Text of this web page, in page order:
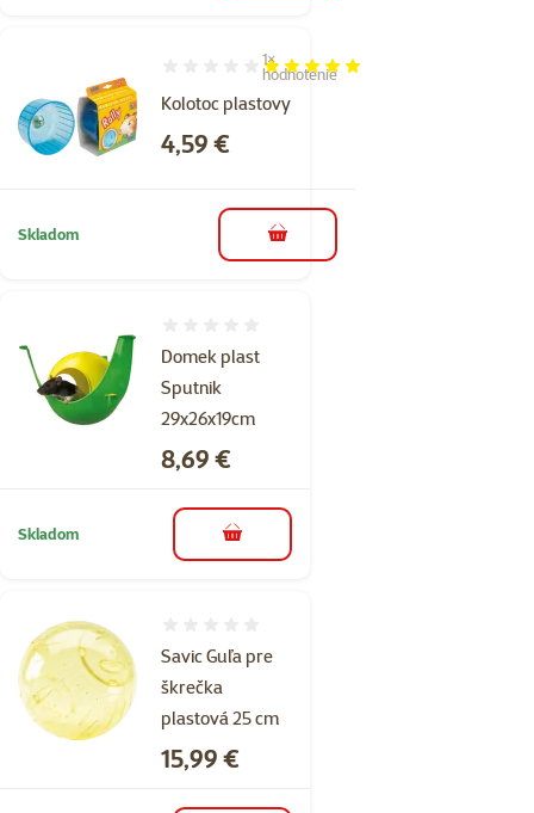
Kolotoc plastovy
Hodnotenie 100%, počet hodnotení: 1
1×
hodnotenie
Cena
4,59 €
Skladom do košíka
Domek plast
Sputnik
29x26x19cm
Cena
8,69 €
Skladom do košíka
Savic Guľa pre
škrečka
plastová 25 cm
Cena
15,99 €